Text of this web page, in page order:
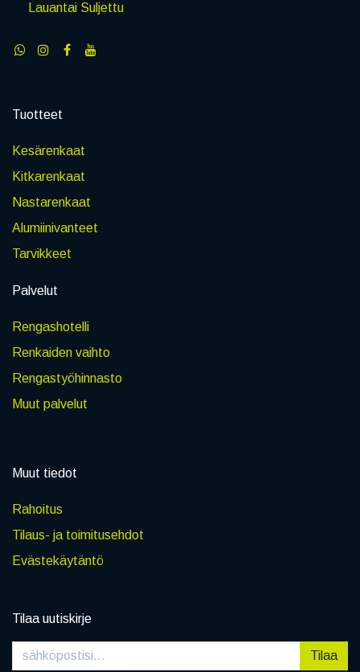
Lauantai Suljettu
Tuotteet
Kesärenkaat
Kitkarenkaat
Nastarenkaat
Alumiinivanteet
Tarvikkeet
Palvelut
Rengashotelli
Renkaiden vaihto
Rengastyöhinnasto
Muut palvelut
Muut tiedot
Rahoitus
Tilaus- ja toimitusehdot
Evästekäytäntö
Tilaa uutiskirje
Tilaa